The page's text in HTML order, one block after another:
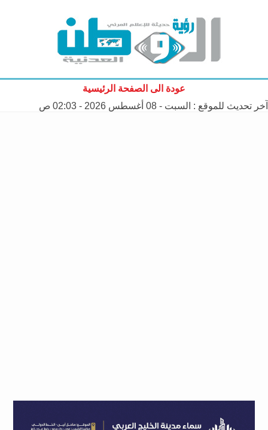
عودة الى الصفحة الرئيسية
آخر تحديث للموقع : السبت - 08 أغسطس 2026 - 02:03 ص